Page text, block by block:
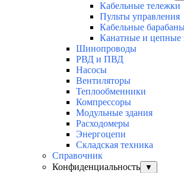
Кабельные тележки
Пульты управления
Кабельные
Канатные и цепные
Шинопроводы
РВД и ПВД
Насосы
Вентиляторы
Теплообменники
Компрессоры
Модульные здания
Расходомеры
Энергоцепи
Складская техника
Справочник
Конфиденциальность
▼